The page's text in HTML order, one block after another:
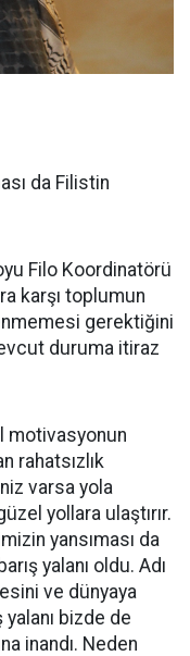
da Filistin
Filo Koordinatörü
karşı toplumun
gerektiğini
duruma itiraz
motivasyonun
rahatsızlık
varsa yola
yollara ulaştırır.
yansıması da
yalanı oldu. Adı
ve dünyaya
yalanı bizde de
inandı. Neden